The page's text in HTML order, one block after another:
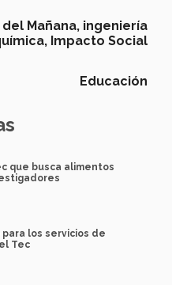
Mañana, ingeniería
Impacto Social
Educación
que busca alimentos
los servicios de
Tec